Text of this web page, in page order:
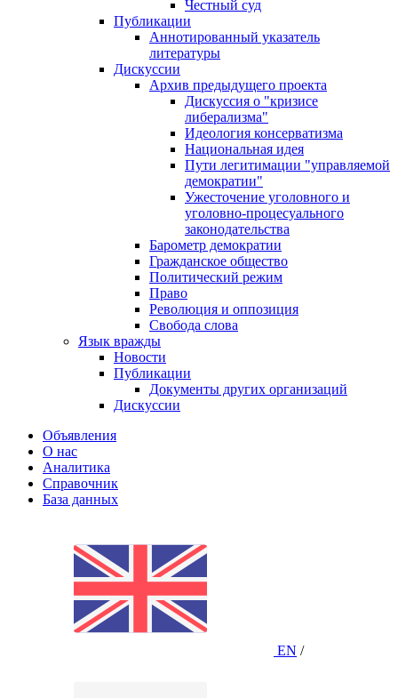
Честный суд
Публикации
Аннотированный указатель
литературы
Дискуссии
Архив предыдущего проекта
Дискуссия о "кризисе
либерализма"
Идеология консерватизма
Национальная идея
Пути легитимации "управляемой
демократии"
Ужесточение уголовного и
уголовно-процесуального
законодательства
Барометр демократии
Гражданское общество
Политический режим
Право
Революция и оппозиция
Свобода слова
Язык вражды
Новости
Публикации
Документы других организаций
Дискуссии
Объявления
О нас
Аналитика
Справочник
База данных
EN /